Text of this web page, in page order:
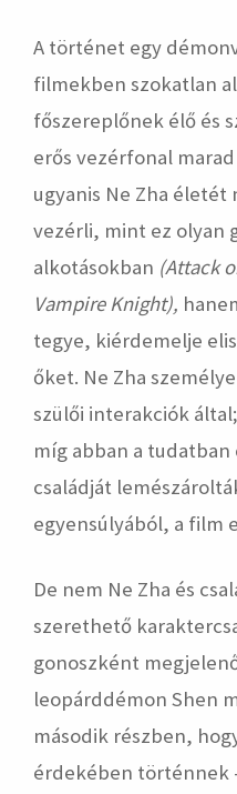
A történet egy
filmekben szokatlan
főszereplőnek élő és
erős vezérfonal
ugyanis Ne Zha életét
vezérli, mint ez olyan
alkotásokban (Attack
Vampire Knight),
tegye, kiérdemelje
őket. Ne Zha
szülői interakciók
míg abban a
családját
egyensúlyából, a film
De nem Ne Zha és
szerethető
gonoszként
leopárddémon Shen
második részben,
érdekében történnek